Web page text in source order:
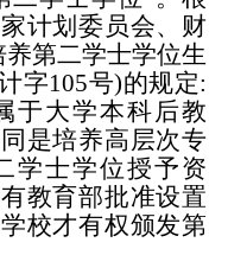
计划委员会、财
第二学士学位生
字105号)的规定:
于大学本科后教
是培养高层次专
学士学位授予资
教育部批准设置
校才有权颁发第